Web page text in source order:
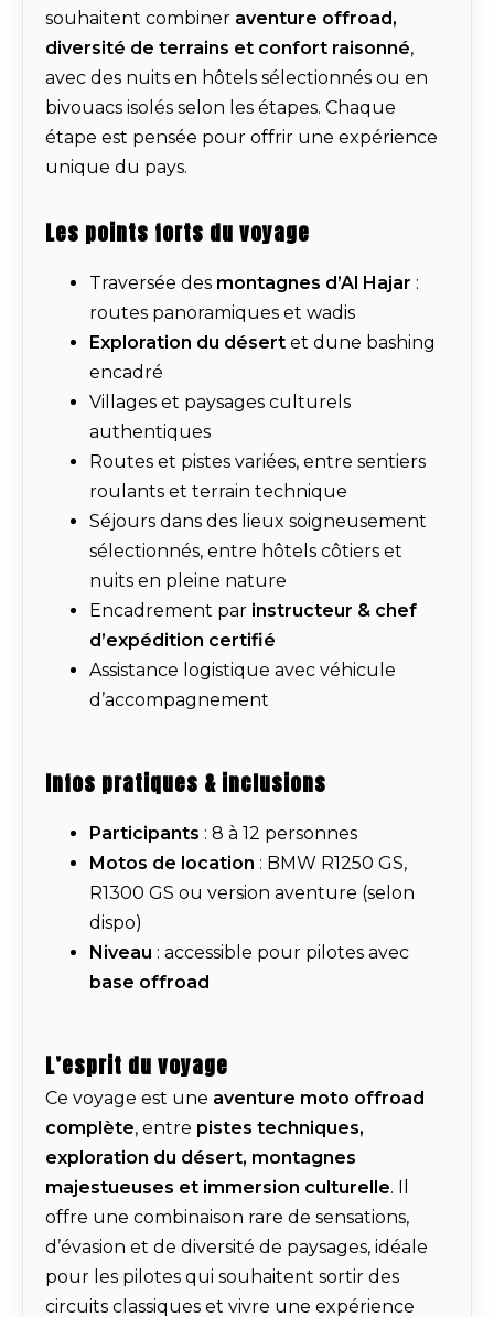
souhaitent combiner aventure offroad,
diversité de terrains et confort raisonné,
avec des nuits en hôtels sélectionnés ou en
bivouacs isolés selon les étapes. Chaque
étape est pensée pour offrir une expérience
unique du pays.
Les points forts du voyage
Traversée des montagnes d’Al Hajar :
routes panoramiques et wadis
Exploration du désert et dune bashing
encadré
Villages et paysages culturels
authentiques
Routes et pistes variées, entre sentiers
roulants et terrain technique
Séjours dans des lieux soigneusement
sélectionnés, entre hôtels côtiers et
nuits en pleine nature
Encadrement par instructeur & chef
d’expédition certifié
Assistance logistique avec véhicule
d’accompagnement
Infos pratiques & inclusions
Participants : 8 à 12 personnes
Motos de location : BMW R1250 GS,
R1300 GS ou version aventure (selon
dispo)
Niveau : accessible pour pilotes avec
base offroad
L’esprit du voyage
Ce voyage est une aventure moto offroad
complète, entre pistes techniques,
exploration du désert, montagnes
majestueuses et immersion culturelle. Il
offre une combinaison rare de sensations,
d’évasion et de diversité de paysages, idéale
pour les pilotes qui souhaitent sortir des
circuits classiques et vivre une expérience